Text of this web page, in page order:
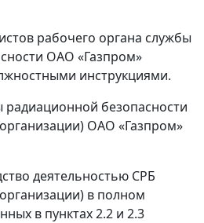
рабочего органа службы
ОАО «Газпром»
инструкциями.
безопасности
ОАО «Газпром»
деятельностью СРБ
в полном
в пунктах 2.2 и 2.3